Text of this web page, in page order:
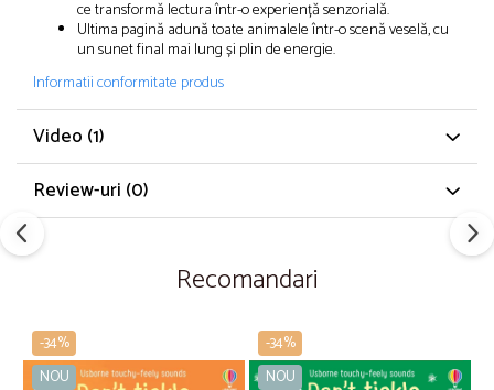
ce transformă lectura într-o experiență senzorială.
Ultima pagină adună toate animalele într-o scenă veselă, cu
un sunet final mai lung și plin de energie.
Informatii conformitate produs
Video (1)
Review-uri (0)
Recomandari
-34%
NOU
-34%
NOU